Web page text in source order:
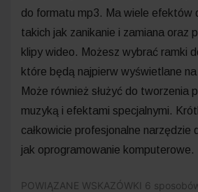
do formatu mp3. Ma wiele efektów
takich jak zanikanie i zamiana oraz
klipy wideo. Możesz wybrać ramki
które będą najpierw wyświetlane
Może również służyć do tworzenia
muzyką i efektami specjalnymi.
całkowicie profesjonalne narzędzie
jak oprogramowanie komputerowe.
POWIĄZANE WSKAZÓWKI 6